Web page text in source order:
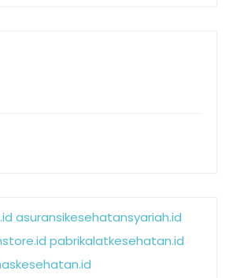
asuransikesehatansyariah.id
pabrikalatkesehatan.id